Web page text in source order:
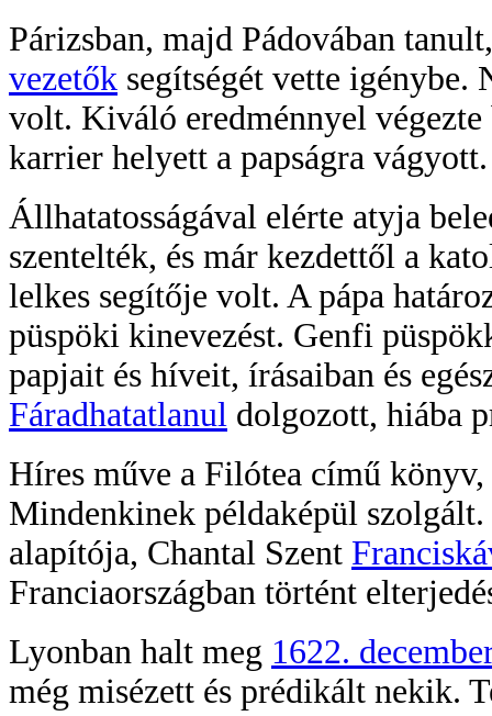
Párizsban, majd Pádovában
vezetők segítségét vette
volt. Kiváló eredménnyel
karrier helyett a papságra vágyott.
Állhatatosságával elérte atyja
szentelték, és már kezdettől a
lelkes segítője volt. A pápa
püspöki kinevezést. Genfi
papjait és híveit, írásaiban és
Fáradhatatlanul dolgozott, hiába
Híres műve a Filótea című
Mindenkinek példaképül
alapítója, Chantal Szent
Franciaországban történt
Lyonban halt meg 1622.
még misézett és prédikált nekik.